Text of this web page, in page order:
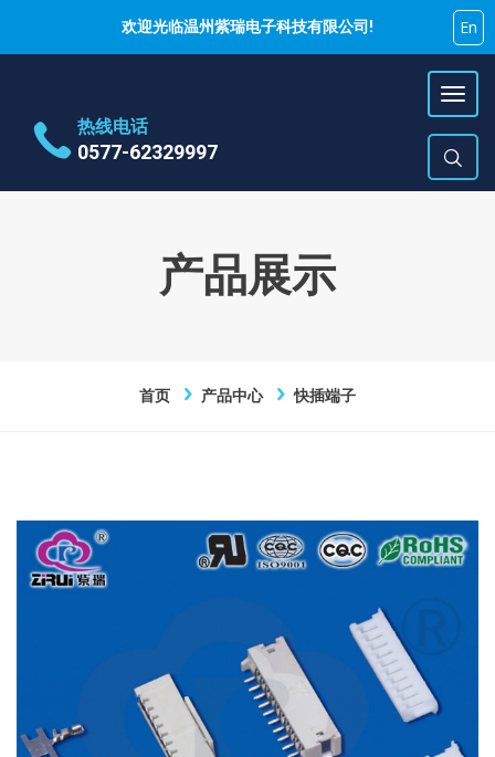
欢迎光临温州紫瑞电子科技有限公司! En
乐清市蒲岐镇特色工业区
周一~周六 9:00~17:00
E-Mail
热线电话
0577-62329997
产品展示
首页 产品中心 快插端子